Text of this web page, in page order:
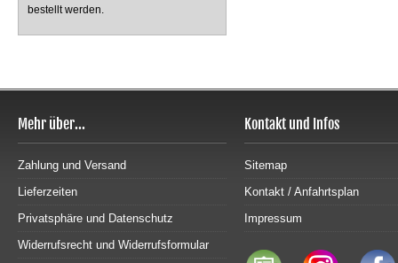
bestellt werden.
Mehr über...
Zahlung und Versand
Lieferzeiten
Privatsphäre und Datenschutz
Widerrufsrecht und Widerrufsformular
Kontakt und Infos
Sitemap
Kontakt / Anfahrtsplan
Impressum